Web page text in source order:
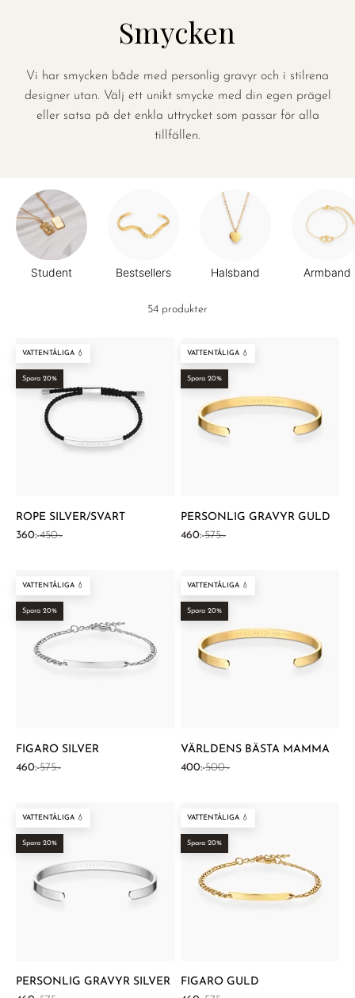
Smycken
Vi har smycken både med personlig gravyr och i stilrena
designer utan. Välj ett unikt smycke med din egen prägel
eller satsa på det enkla uttrycket som passar för alla
tillfällen.
Student Bestsellers Halsband Armband
54 produkter
VATTENTÅLIGA 💧
Spara 20%
ROPE SILVER/SVART
REA-pris
360:-Pris
450:-
VATTENTÅLIGA 💧
Spara 20%
PERSONLIG GRAVYR GULD
REA-pris
460:-Pris
575:-
VATTENTÅLIGA 💧
Spara 20%
FIGARO SILVER
REA-pris
460:-Pris
575:-
VATTENTÅLIGA 💧
Spara 20%
VÄRLDENS BÄSTA MAMMA
REA-pris
400:-Pris
500:-
VATTENTÅLIGA 💧
Spara 20%
PERSONLIG GRAVYR SILVER
VATTENTÅLIGA 💧
Spara 20%
FIGARO GULD